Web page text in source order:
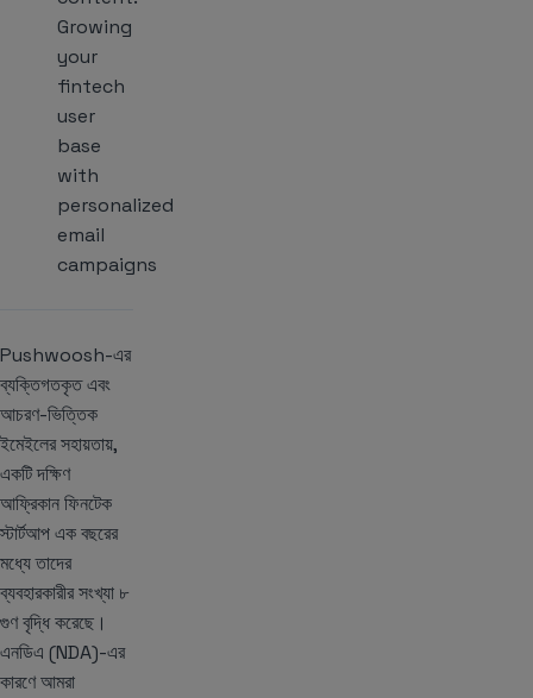
Growing
your
fintech
user
base
with
personalized
email
campaigns
Pushwoosh-এর
ব্যক্তিগতকৃত এবং
আচরণ-ভিত্তিক
ইমেইলের সহায়তায়,
একটি দক্ষিণ
আফ্রিকান ফিনটেক
স্টার্টআপ এক বছরের
মধ্যে তাদের
ব্যবহারকারীর সংখ্যা ৮
গুণ বৃদ্ধি করেছে।
এনডিএ (NDA)-এর
কারণে আমরা